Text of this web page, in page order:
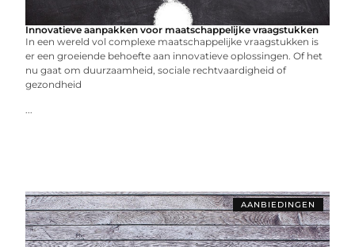
Innovatieve aanpakken voor maatschappelijke vraagstukken
In een wereld vol complexe maatschappelijke vraagstukken is
er een groeiende behoefte aan innovatieve oplossingen. Of het
nu gaat om duurzaamheid, sociale rechtvaardigheid of
gezondheid
...
AANBIEDINGEN